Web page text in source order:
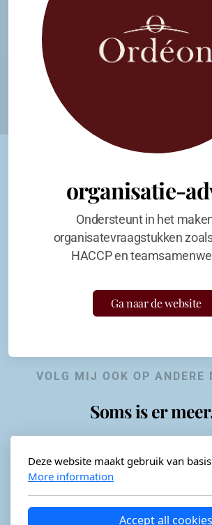
organisatie-
Ondersteunt in het
organisatevraagstukken zoals
HACCP en
Ga naar de website
VOLG MIJ OOK OP ANDERE
Soms is er
Horeca-advies
Deze website maakt gebruik van
More information
Accept all cookies